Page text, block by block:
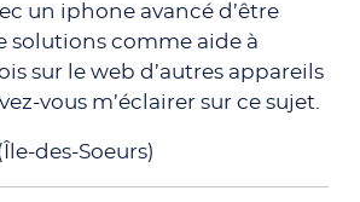
un iphone avancé d’être
solutions comme aide à
sur le web d’autres appareils
vous m’éclairer sur ce sujet.
des-Soeurs)